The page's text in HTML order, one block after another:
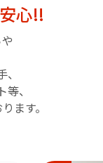
安心!!
、
ます。